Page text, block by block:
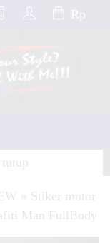
Rp
» Stiker motor
Man FullBody